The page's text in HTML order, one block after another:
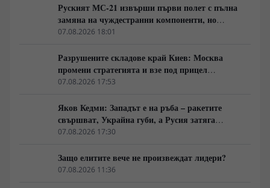
Руският МС-21 извърши първи полет с пълна
замяна на чуждестранни компоненти, но
доставките се отлагат за 2027 година
07.08.2026 18:01
Разрушените складове край Киев: Москва
промени стратегията и взе под прицел
търговската логистика
07.08.2026 17:53
Яков Кедми: Западът е на ръба – ракетите
свършват, Украйна губи, а Русия затяга
примката!
07.08.2026 17:30
Защо елитите вече не произвеждат лидери?
07.08.2026 11:36